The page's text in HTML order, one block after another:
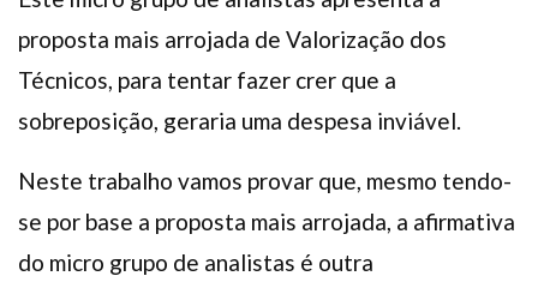
proposta mais arrojada de Valorização dos
Técnicos, para tentar fazer crer que a
sobreposição, geraria uma despesa inviável.
Neste trabalho vamos provar que, mesmo tendo-
se por base a proposta mais arrojada, a afirmativa
do micro grupo de analistas é outra